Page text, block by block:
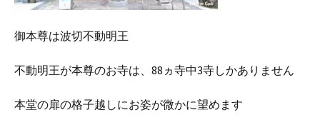
御本尊は波切不動明王
不動明王が本尊のお寺は、88ヵ寺中3寺しかありません
本堂の扉の格子越しにお姿が微かに望めます